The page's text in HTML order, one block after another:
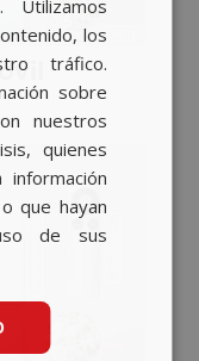
ENGLISH
Utilizamos
los
tráfico.
sobre
nuestros
quienes
que hayan
de sus